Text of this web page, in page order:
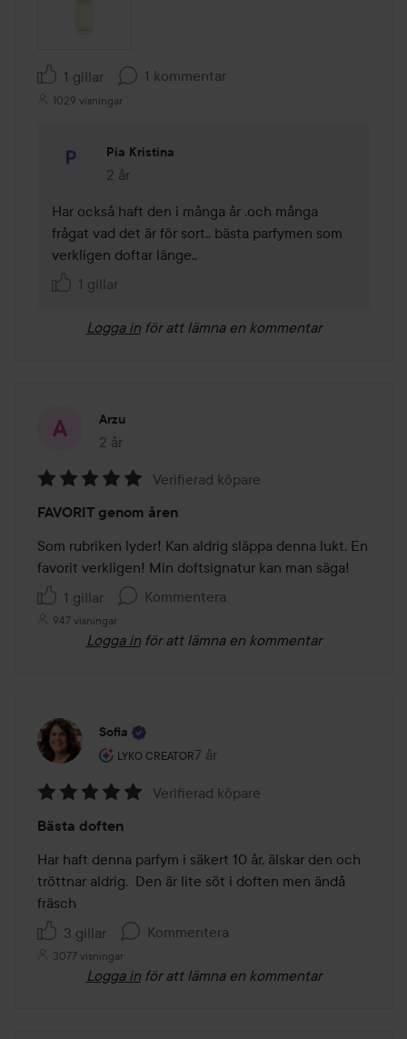
1 gillar 1 kommentar
1029 visningar
Pia Kristina
2 år
Kommentaren lades 2 år
Har också haft den i många år .och många
frågat vad det är för sort.. bästa parfymen som
verkligen doftar länge..
1 gillar
Logga in för att lämna en kommentar
Arzu
2 år
Inlägget skapades 2 år
5
av
5
Verifierad köpare
FAVORIT genom åren
Som rubriken lyder! Kan aldrig släppa denna lukt. En
favorit verkligen! Min doftsignatur kan man säga!
1 gillar
Kommentera
947 visningar
Logga in för att lämna en kommentar
Sofia
LYKO CREATOR
Användarens roll: Lyko Creator.
7 år
Inlägget skapades 7 år
5
av
5
Verifierad köpare
Bästa doften
Har haft denna parfym i säkert 10 år, älskar den och
tröttnar aldrig.  Den är lite söt i doften men ändå
fräsch
3 gillar
Kommentera
3077 visningar
Logga in för att lämna en kommentar